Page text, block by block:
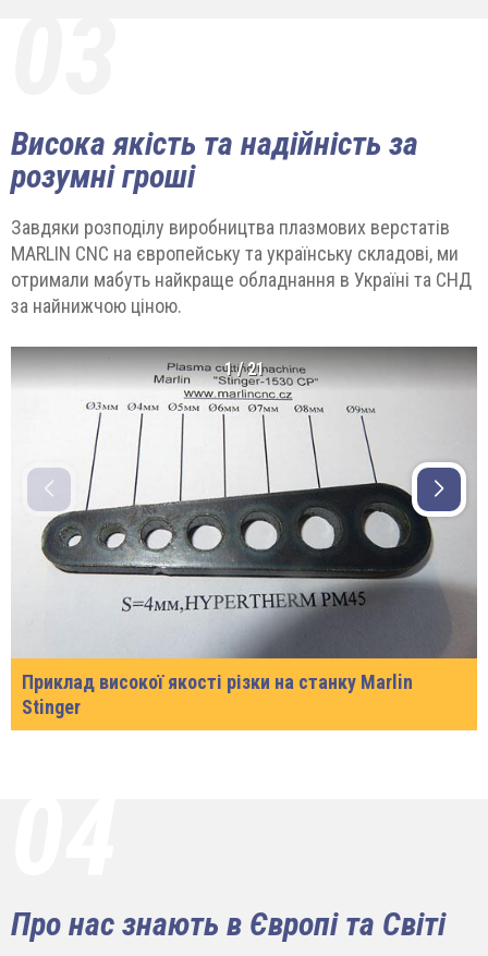
Приклад високої якості різки на станку Marlin
Stinger
1/21
Висока якість та надійність за
розумні гроші
Завдяки розподілу виробництва плазмових верстатів
MARLIN CNC на європейську та українську складові, ми
отримали мабуть найкраще обладнання в Україні та СНД
за найнижчою ціною.
Про нас знають в Європі та Світі